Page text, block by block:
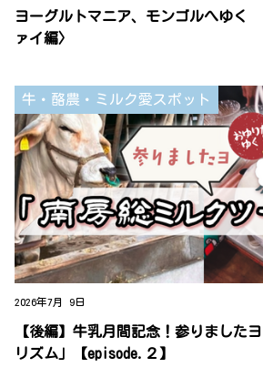
ヨーグルトマニア、モンゴルへゆく
ァイ編〉
牛・酪農・ミルク愛スポット
2026年7月 9日
【後編】牛乳月間記念！参りました
リズム」【episode.２】